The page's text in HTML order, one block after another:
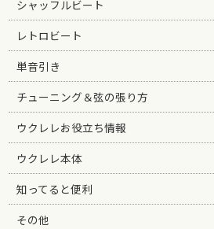
シャッフルビート
レトロビート
単音引き
チューニング＆弦の張り方
ウクレレお役立ち情報
ウクレレ本体
知ってると便利
その他